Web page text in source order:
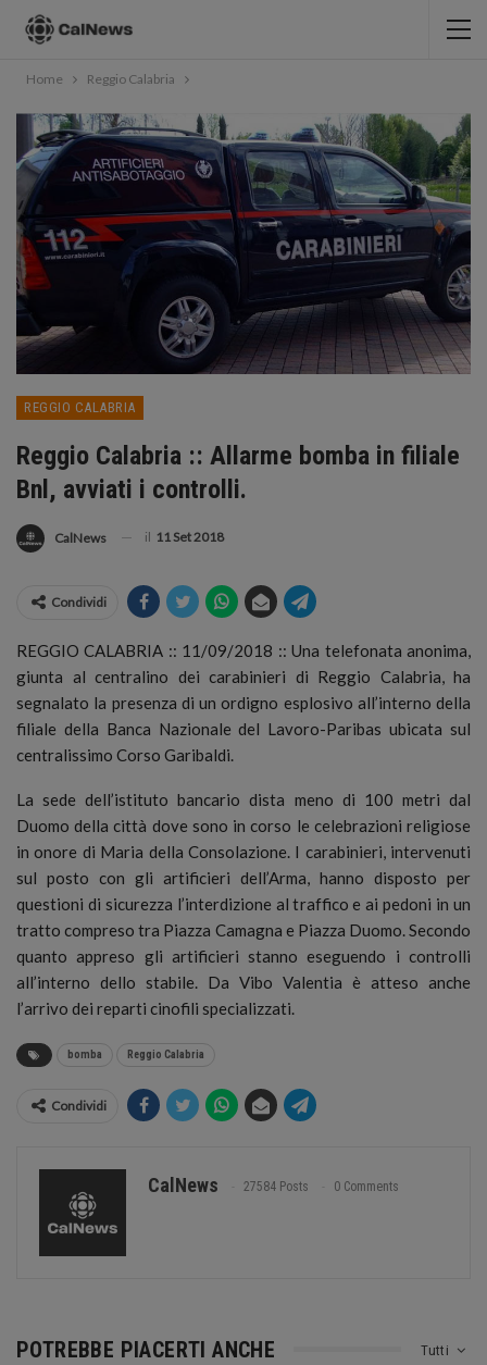
Home Reggio Calabria
REGGIO CALABRIA
Reggio Calabria :: Allarme bomba in filiale
Bnl, avviati i controlli.
CalNews il 11 Set 2018
Condividi
REGGIO CALABRIA :: 11/09/2018 :: Una telefonata anonima,
giunta al centralino dei carabinieri di Reggio Calabria, ha
segnalato la presenza di un ordigno esplosivo all’interno della
filiale della Banca Nazionale del Lavoro-Paribas ubicata sul
centralissimo Corso Garibaldi.
La sede dell’istituto bancario dista meno di 100 metri dal
Duomo della città dove sono in corso le celebrazioni religiose
in onore di Maria della Consolazione. I carabinieri, intervenuti
sul posto con gli artificieri dell’Arma, hanno disposto per
questioni di sicurezza l’interdizione al traffico e ai pedoni in un
tratto compreso tra Piazza Camagna e Piazza Duomo. Secondo
quanto appreso gli artificieri stanno eseguendo i controlli
all’interno dello stabile. Da Vibo Valentia è atteso anche
l’arrivo dei reparti cinofili specializzati.
bomba Reggio Calabria
Condividi
CalNews 27584 Posts 0 Comments
Tutti
POTREBBE PIACERTI ANCHE